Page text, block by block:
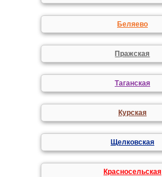
Беляево
Пражская
Таганская
Курская
Щелковская
Красносельская